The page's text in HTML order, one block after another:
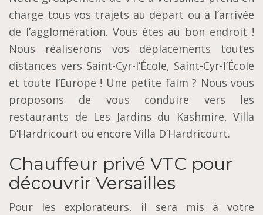
charge tous vos trajets au départ ou à l’arrivée
de l’agglomération. Vous êtes au bon endroit !
Nous réaliserons vos déplacements toutes
distances vers Saint-Cyr-l’École, Saint-Cyr-l’École
et toute l’Europe ! Une petite faim ? Nous vous
proposons de vous conduire vers les
restaurants de Les Jardins du Kashmire, Villa
D’Hardricourt ou encore Villa D’Hardricourt.
Chauffeur privé VTC pour
découvrir Versailles
Pour les explorateurs, il sera mis à votre